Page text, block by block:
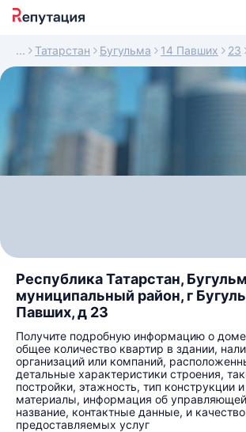
Татарстан Бугульма 14 Павших 23
Республика Татарстан,
муниципальный район, г
Павших, д 23
Получите подробную информацию о
общее количество квартир в здании,
организаций или компаний,
детальные характеристики строения,
постройки, этажность, тип конструкции
материалы, информация об
название, контактные данные, и качество
предоставляемых услуг